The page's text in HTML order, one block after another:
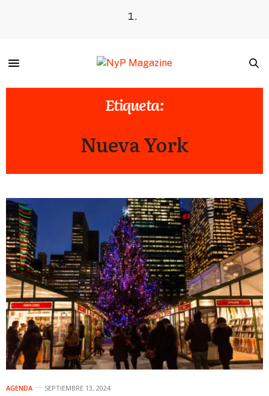
Etiqueta:
Nueva York
AGENDA SEPTIEMBRE 13, 2024